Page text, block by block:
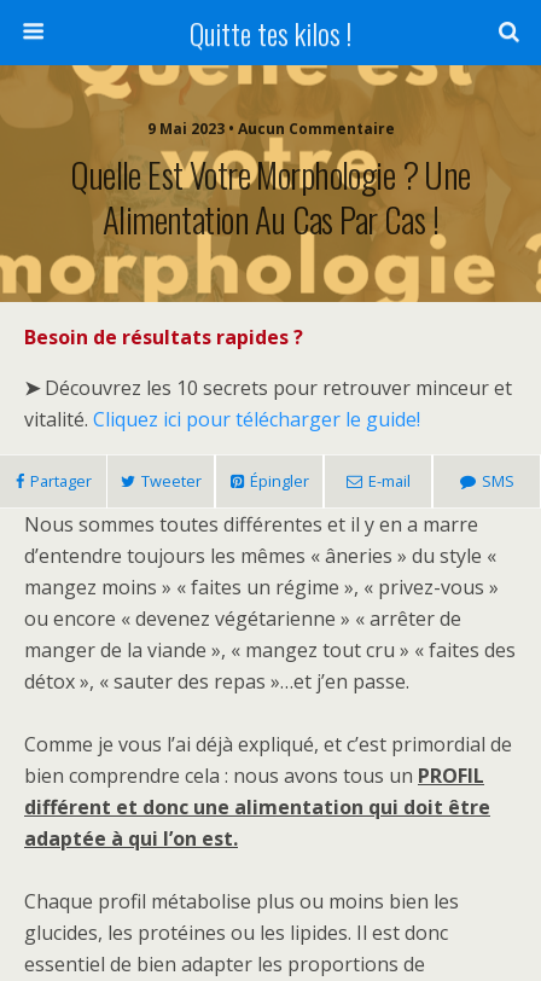
Quitte tes kilos !
9 Mai 2023 • Aucun Commentaire
Quelle Est Votre Morphologie ? Une
Alimentation Au Cas Par Cas !
Besoin de résultats rapides ?
➤Découvrez les 10 secrets pour retrouver minceur et
vitalité. Cliquez ici pour télécharger le guide!
Partager Tweeter Épingler E-mail SMS
Nous sommes toutes différentes et il y en a marre
d’entendre toujours les mêmes « âneries » du style «
mangez moins » « faites un régime », « privez-vous »
ou encore « devenez végétarienne » « arrêter de
manger de la viande », « mangez tout cru » « faites des
détox », « sauter des repas »…et j’en passe.
Comme je vous l’ai déjà expliqué, et c’est primordial de
bien comprendre cela : nous avons tous un PROFIL
différent et donc une alimentation qui doit être
adaptée à qui l’on est.
Chaque profil métabolise plus ou moins bien les
glucides, les protéines ou les lipides. Il est donc
essentiel de bien adapter les proportions de